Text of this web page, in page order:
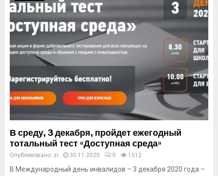
В среду, 3 декабря, пройдет ежегодный
тотальный тест «Доступная среда»
Опубликовано: zi 30.11.2020 0 1512
В Международный день инвалидов – 3 декабря 2020 года –